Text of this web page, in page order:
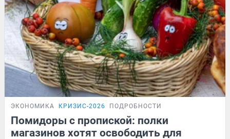
ЭКОНОМИКА КРИЗИС-2026 ПОДРОБНОСТИ
Помидоры с пропиской: полки
магазинов хотят освободить для